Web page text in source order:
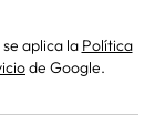
aplica la Política
de Google.